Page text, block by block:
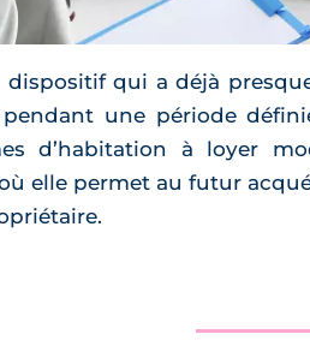
qui a déjà
pendant une période
d’habitation à loyer
elle permet au futur